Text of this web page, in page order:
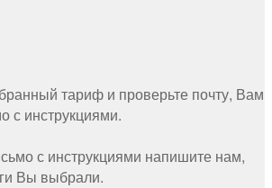
тариф и проверьте почту, Вам
с инструкциями.
с инструкциями напишите нам,
Вы выбрали.